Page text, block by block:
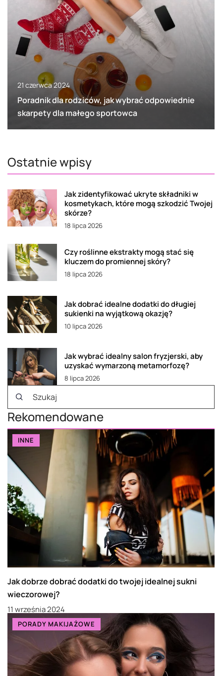
21 czerwca 2024
Poradnik dla rodziców, jak wybrać odpowiednie
skarpety dla małego sportowca
Ostatnie wpisy
Jak zidentyfikować ukryte składniki w
kosmetykach, które mogą szkodzić Twojej
skórze?
18 lipca 2026
Czy roślinne ekstrakty mogą stać się
kluczem do promiennej skóry?
18 lipca 2026
Jak dobrać idealne dodatki do długiej
sukienki na wyjątkową okazję?
10 lipca 2026
Jak wybrać idealny salon fryzjerski, aby
uzyskać wymarzoną metamorfozę?
8 lipca 2026
Rekomendowane
INNE
Jak dobrze dobrać dodatki do twojej idealnej sukni
wieczorowej?
11 września 2024
PORADY MAKIJAŻOWE